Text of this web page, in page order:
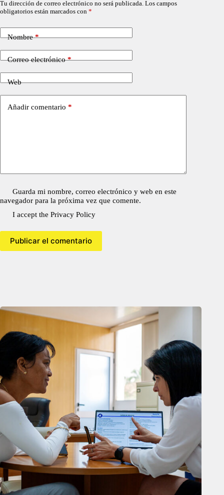
Tu dirección de correo electrónico no será publicada. Los campos
obligatorios están marcados con *
Nombre*
Correo electrónico*
Web
Añadir comentario *
Guarda mi nombre, correo electrónico y web en este
navegador para la próxima vez que comente.
I accept thePrivacy Policy
Publicar el comentario